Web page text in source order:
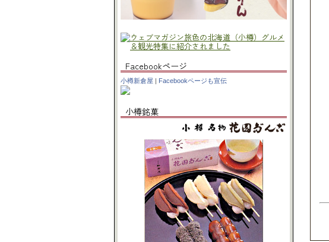
Facebookページ
小樽新倉屋 | Facebookページも宣伝
小樽銘菓